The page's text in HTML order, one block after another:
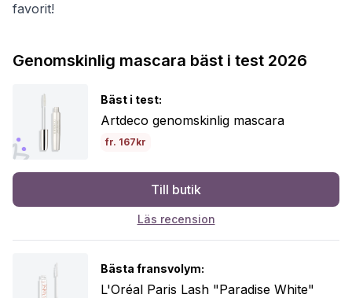
favorit!
Genomskinlig mascara bäst i test 2026
Bäst i test:
Artdeco genomskinlig mascara
fr. 167kr
Till butik
Läs recension
Bästa fransvolym:
L'Oréal Paris Lash "Paradise White"